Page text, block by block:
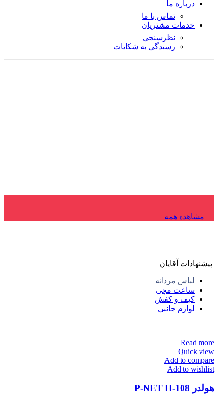
درباره ما
تماس با ما
خدمات مشتریان
نظرسنجی
رسیدگی به شکایات
مشاهده همه
پیشنهادات آقایان
لباس مردانه
ساعت مچی
کیف و کفش
لوازم جانبی
Read more
Quick view
Add to compare
Add to wishlist
هولدر P-NET H-108